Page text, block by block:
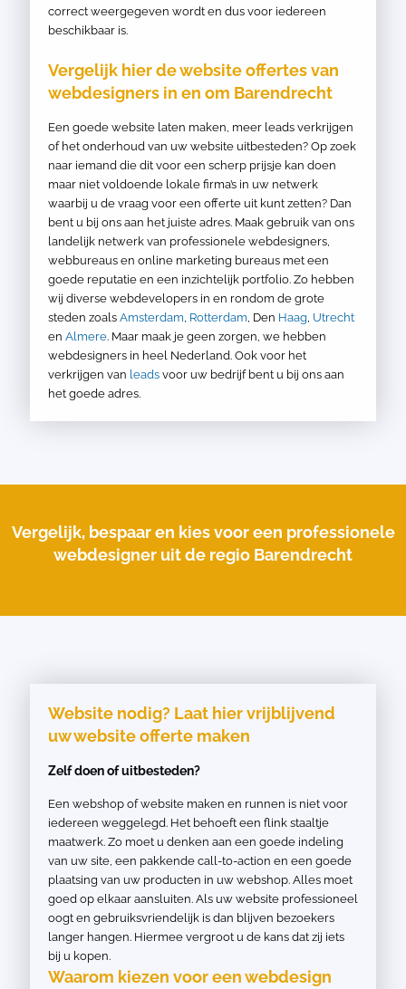
correct weergegeven wordt en dus voor iedereen
beschikbaar is.
Vergelijk hier de website offertes van
webdesigners in en om Barendrecht
Een goede website laten maken, meer leads verkrijgen
of het onderhoud van uw website uitbesteden? Op zoek
naar iemand die dit voor een scherp prijsje kan doen
maar niet voldoende lokale firma’s in uw netwerk
waarbij u de vraag voor een offerte uit kunt zetten? Dan
bent u bij ons aan het juiste adres. Maak gebruik van ons
landelijk netwerk van professionele webdesigners,
webbureaus en online marketing bureaus met een
goede reputatie en een inzichtelijk portfolio. Zo hebben
wij diverse webdevelopers in en rondom de grote
steden zoals Amsterdam, Rotterdam, Den Haag, Utrecht
en Almere. Maar maak je geen zorgen, we hebben
webdesigners in heel Nederland. Ook voor het
verkrijgen van leads voor uw bedrijf bent u bij ons aan
het goede adres.
Vergelijk, bespaar en kies voor een professionele
webdesigner uit de regio Barendrecht
Website nodig? Laat hier vrijblijvend
uw website offerte maken
Zelf doen of uitbesteden?
Een webshop of website maken en runnen is niet voor
iedereen weggelegd. Het behoeft een flink staaltje
maatwerk. Zo moet u denken aan een goede indeling
van uw site, een pakkende call-to-action en een goede
plaatsing van uw producten in uw webshop. Alles moet
goed op elkaar aansluiten. Als uw website professioneel
oogt en gebruiksvriendelijk is dan blijven bezoekers
langer hangen. Hiermee vergroot u de kans dat zij iets
bij u kopen.
Waarom kiezen voor een webdesign